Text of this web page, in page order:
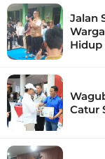
Jalan
Hidup
Catur